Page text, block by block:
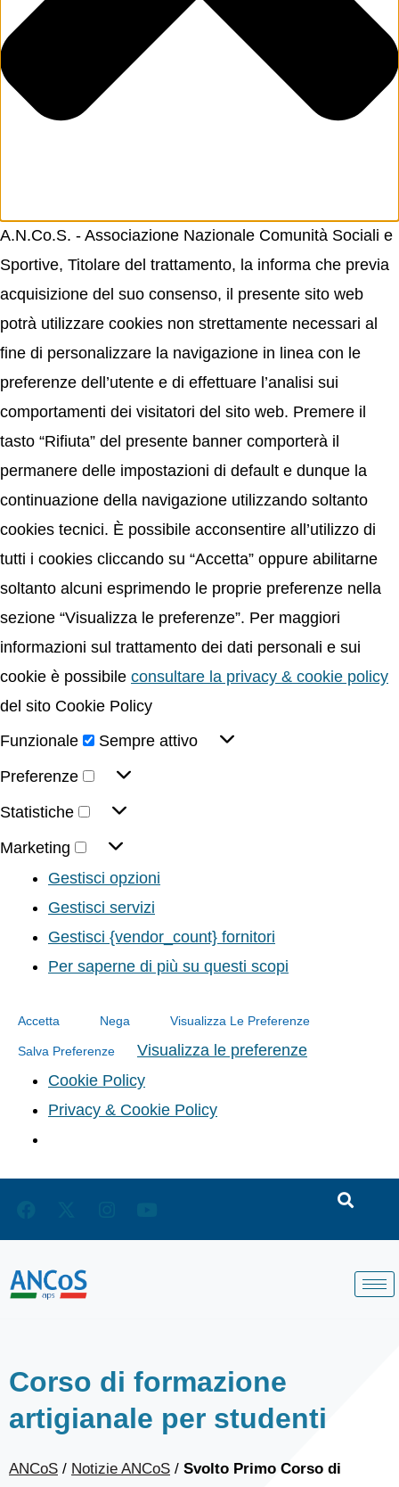
A.N.Co.S. - Associazione Nazionale Comunità Sociali e
Sportive, Titolare del trattamento, la informa che previa
acquisizione del suo consenso, il presente sito web
potrà utilizzare cookies non strettamente necessari al
fine di personalizzare la navigazione in linea con le
preferenze dell’utente e di effettuare l’analisi sui
comportamenti dei visitatori del sito web. Premere il
tasto “Rifiuta” del presente banner comporterà il
permanere delle impostazioni di default e dunque la
continuazione della navigazione utilizzando soltanto
cookies tecnici. È possibile acconsentire all’utilizzo di
tutti i cookies cliccando su “Accetta” oppure abilitarne
soltanto alcuni esprimendo le proprie preferenze nella
sezione “Visualizza le preferenze”. Per maggiori
informazioni sul trattamento dei dati personali e sui
cookie è possibile consultare la privacy & cookie policy
del sito Cookie Policy
Funzionale
Sempre attivo
Preferenze
Statistiche
Marketing
Gestisci opzioni
Gestisci servizi
Gestisci {vendor_count} fornitori
Per saperne di più su questi scopi
Accetta Nega Visualizza Le Preferenze
Salva Preferenze
Visualizza le preferenze
Cookie Policy
Privacy & Cookie Policy
Corso di formazione
artigianale per studenti
ANCoS / Notizie ANCoS / Svolto Primo Corso di